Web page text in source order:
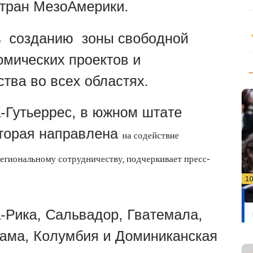
МезоАмерики.
созданию зоны свободной
проектов и
во всех областях.
Гутьеррес, в южном штате
направлена на содействие
сотрудничеству, подчеркивает пресс-
Рика, Сальвадор, Гватемала,
Колумбия и Доминиканская